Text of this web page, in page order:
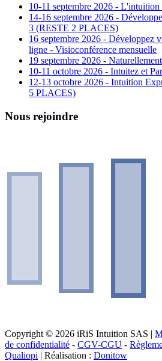
10-11 septembre 2026 - L'intuition
14-16 septembre 2026 -
3 (RESTE 2 PLACES)
16 septembre 2026 - Développez
ligne - Visioconférence mensuelle
19 septembre 2026 -
10-11 octobre 2026 - Intuitez et
12-13 octobre 2026 - Intuition
5 PLACES)
Nous rejoindre
Copyright © 2026 iRiS Intuition SAS |
de confidentialité - CGV-CGU -
Qualiopi | Réalisation : Donitow